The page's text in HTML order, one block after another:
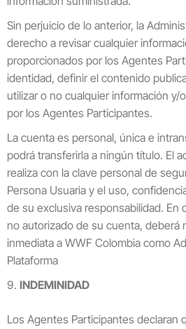
Sin perjuicio de lo anterior, la
derecho a revisar cualquier
proporcionados por los Agentes
identidad, definir el contenido
utilizar o no cualquier información y/
por los Agentes Participantes.
La cuenta es personal, única e
podrá transferirla a ningún título. El
realiza con la clave personal de
Persona Usuaria y el uso,
de su exclusiva responsabilidad. En
no autorizado de su cuenta, deberá
inmediata a WWF Colombia como
Plataforma
INDEMINIDAD
Los Agentes Participantes declaran